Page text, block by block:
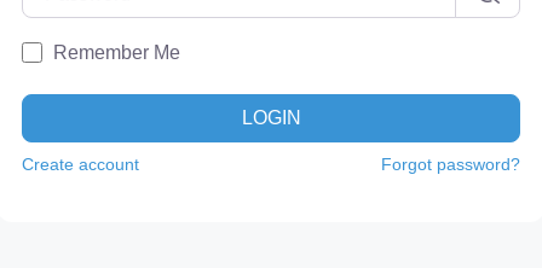
Remember Me
LOGIN
Create account Forgot password?